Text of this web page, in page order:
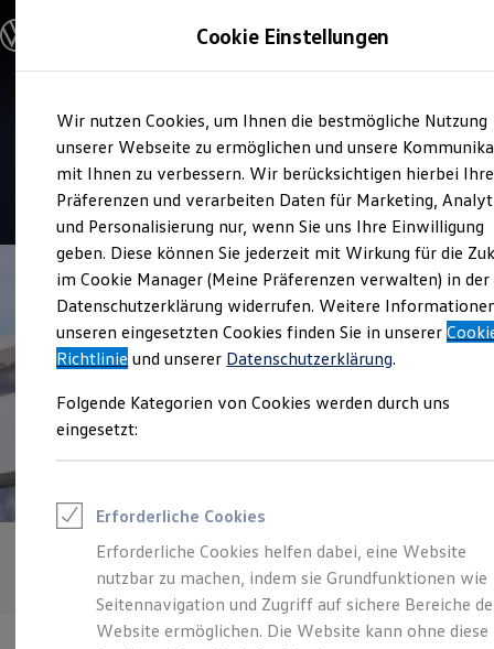
Hauptinhalt
springen
Footer
springen
Modelle & Konfigurator
Nutzfahrzeugkategorien entdecken
Modelle konfigurieren
Vorgängermodelle und Oldtimer
Vorgängermodelle
Oldtimer
Bulli Historie
Branchenlösungen & Gewerbekunden
Umbaulösungen und Hersteller finden
Auf- und Umbauten entdecken & konfigurieren
Groß- und Sonderkunden
Großkunden
Kommunen & Behörden
Journalisten
Sportvereine
Branchenlösungen
Gewerbliche Personenbeförderung
Service & mobile Werkstätten
Kühlfahrzeuge
ONE Business ID Vorteile
Fahrzeugsuche & Marktplatz
Fahrzeugsuche
Fahrzeuge online kaufen
Digitaler Marktplatz
Kauf & Finanzierung
Online-Fahrzeugbewertung
Service
Autohaus Willi Krämer
4.8| 136 Bewertungen
Cookie Einstellungen
Wir nutzen Cookies, um Ihnen die bestmögliche Nutzung
unserer Webseite zu ermöglichen und unsere
mit Ihnen zu verbessern. Wir berücksichtigen hierbei Ihre
Präferenzen und verarbeiten Daten für Marketing,
und Personalisierung nur, wenn Sie uns Ihre Einwilligung
geben. Diese können Sie jederzeit mit Wirkung für die
im Cookie Manager (Meine Präferenzen verwalten) in der
Datenschutzerklärung widerrufen. Weitere
unseren eingesetzten Cookies finden Sie in unserer
Richtlinie und unserer Datenschutzerklärung.
Folgende Kategorien von Cookies werden durch uns
eingesetzt:
Erforderliche Cookies
Erforderliche Cookies helfen dabei, eine Website
nutzbar zu machen, indem sie Grundfunktionen wie
Seitennavigation und Zugriff auf sichere Bereiche
Website ermöglichen. Die Website kann ohne diese